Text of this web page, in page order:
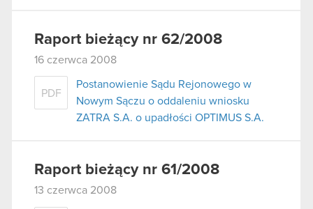
Raport bieżący nr 62/2008
16 czerwca 2008
PDF
Postanowienie Sądu Rejonowego w
Nowym Sączu o oddaleniu wniosku
ZATRA S.A. o upadłości OPTIMUS S.A.
Raport bieżący nr 61/2008
13 czerwca 2008